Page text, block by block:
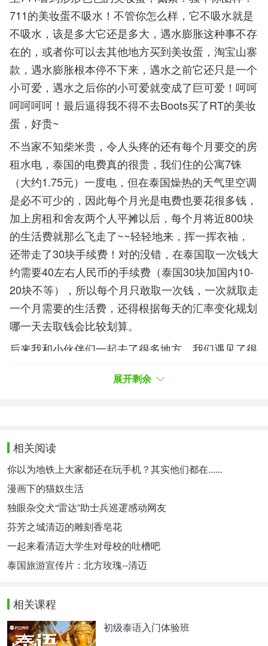
711的美妆蛋不吸水！不管你怎么样，它不吸水就是
不吸水，该是多大它还是多大，遇水膨胀这种事不存
在的，或者你可以去其他地方买到美妆蛋，淘宝山寨
款，遇水膨胀根本停不下来，遇水之前它还只是一个
小可爱，遇水之后你的小可爱就变成了巨可爱！呵呵
呵呵呵呵！最后逼得我不得不去Boots买了RT的美妆
蛋，好贵~
不当家不知柴米贵，令人头疼的还有每个月要交的房
租水电，泰国的电费真的很贵，我们住的公寓7铢
（大约1.75元）一度电，但在泰国燥热的天气里空调
是必不可少的，因此每个月光是电费也要花很多钱，
加上房租和舍友两个人平摊以后，每个月将近800块
的生活费就那么飞走了~~轻轻地来，挥一挥衣袖，
还带走了30块手续费！对的没错，在泰国取一次钱大
约需要40左右人民币的手续费（泰国30块加国内10-
20块不等），所以每个月只敢取一次钱，一次就取走
一个月需要的生活费，还得根据每天的汇率变化规划
哪一天去取钱会比较划算。
后来我和小伙伴们一起去了很多地方，我们遇见了很
摩托车冒着雨去了因他农，半夜上素贴山见过夜幕里
曼谷的天台酒吧众人倒数许愿跨了年，见过落日余晖
下的芭提雅，呼吸过素可泰早晨清新又古老的空气，
见过烈日下甲米的海水闪闪发光.....
我见到过最差的泰国，这里的柜姐总是对中国人有各
种各样的偏见；这里的交通总是那么不方便，没有高
铁没有地铁；这里的泰国菜味道总是那么奇怪；这里
的天气总是那么燥热；这是一个没有奶盖没有淘宝的
我也见到过最好的泰国，这里的街边小贩总是亲切温
暖的称你为ลูก，这个词大抵是泰语里最温暖的词；
展开剩余
相关阅读
你以为地铁上大家都还在玩手机？其实他们都在......
漫画下的猫奴生活
独眼杂交犬“雷达”助士兵巡逻感动网友
芬芳之城清迈的雕刻香皂花
一起来看清迈大学生对母校的吐槽吧
泰国旅游宣传片：北方玫瑰--清迈
相关课程
初级泰语入门体验班